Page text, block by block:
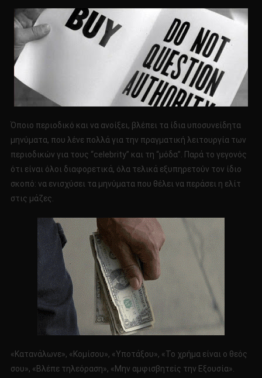
Όποιο περιοδικό και να ανοίξει, βλέπει τα ίδια υποσυνείδητα
μηνύματα, που λένε πολλά για την πραγματική λειτουργία των
περιοδικών για τους “celebrity” και τη “μόδα”. Παρά το γεγονός
ότι είναι όλοι διαφορετικά, όλα τελικά εξυπηρετούν τον ίδιο
σκοπό: να ενισχύσει τα μηνύματα που θέλει να περάσει η ελίτ
στις μάζες.
«Κατανάλωνε», «Κομίσου», «Υποτάξου», «Το χρήμα είναι ο θεός
σου», «Βλέπε τηλεόραση», «Μην αμφισβητείς την Εξουσία».